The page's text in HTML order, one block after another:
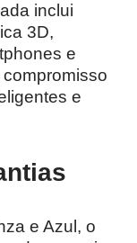
inclui
3D,
e
e
e Azul, o